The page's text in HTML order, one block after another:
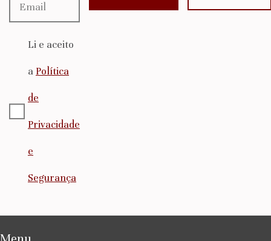
Li e aceito
a Política
de
Privacidade
e
Segurança